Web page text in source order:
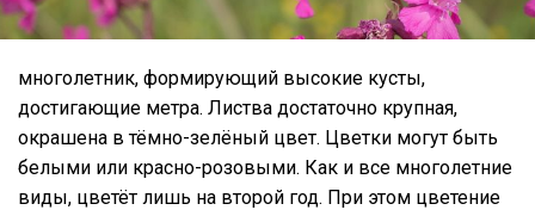
многолетник, формирующий высокие кусты,
достигающие метра. Листва достаточно крупная,
окрашена в тёмно-зелёный цвет. Цветки могут быть
белыми или красно-розовыми. Как и все многолетние
виды, цветёт лишь на второй год. При этом цветение